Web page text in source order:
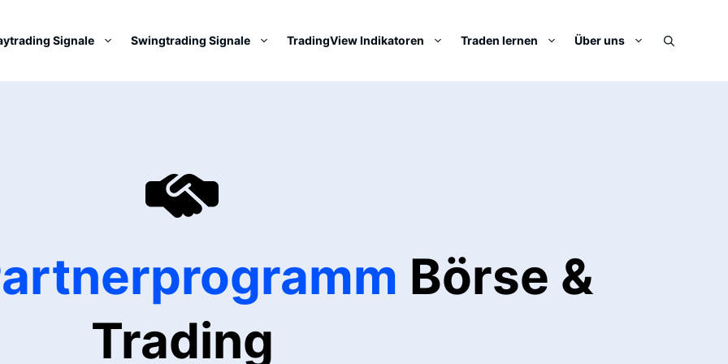
Signale Swingtrading Signale TradingView Indikatoren Traden lernen Über uns
Börse &
Trading